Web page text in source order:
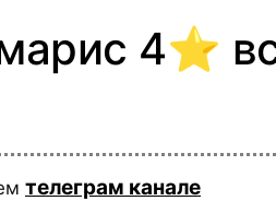
4⭐️
телеграм канале